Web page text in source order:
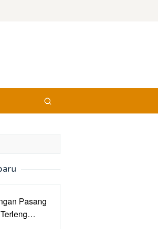
Pasang